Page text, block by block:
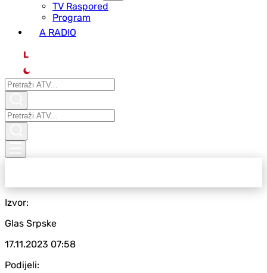
ТV Raspored
Program
A RADIO
L
Izvor:
Glas Srpske
17.11.2023 07:58
Podijeli: